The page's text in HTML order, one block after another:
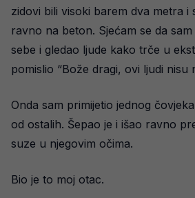
zidovi bili visoki barem dva metra i
ravno na beton. Sjećam se da
sebe i gledao ljude kako trče u
pomislio “Bože dragi, ovi ljudi nisu
Onda sam primijetio jednog
od ostalih. Šepao je i išao ravno
suze u njegovim očima.
Bio je to moj otac.